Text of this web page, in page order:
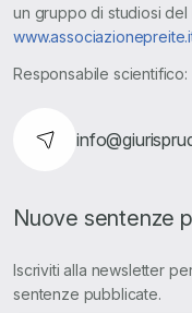
un gruppo di studiosi del
Responsabile scientifico:
Nuove sentenze
Iscriviti alla newsletter
sentenze pubblicate.